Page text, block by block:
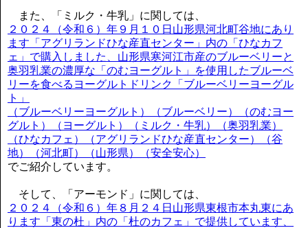
また、「ミルク・牛乳」に関しては、
２０２４（令和６）年９月１０日山形県河北町谷地にあり
ます「アグリランドひな産直センター」内の「ひなカフ
ェ」で購入しました、山形県寒河江市産のブルーベリーと
奥羽乳業の濃厚な「のむヨーグルト」を使用したブルーベ
リーを食べるヨーグルトドリンク「ブルーベリーヨーグル
ト」
（ブルーベリーヨーグルト）（ブルーベリー）（のむヨー
グルト）（ヨーグルト）（ミルク・牛乳）（奥羽乳業）
（ひなカフェ）（アグリランドひな産直センター）（谷
地）（河北町）（山形県）（安全安心）
でご紹介しています。
そして、「アーモンド」に関しては、
２０２４（令和６）年８月２４日山形県東根市本丸東にあ
ります「東の杜」内の「杜のカフェ」で提供しています、